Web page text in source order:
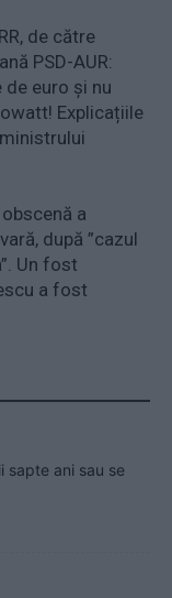
de către
PSD-AUR:
euro și nu
Explicațiile
a
după ”cazul
Un fost
a fost
sapte ani sau se